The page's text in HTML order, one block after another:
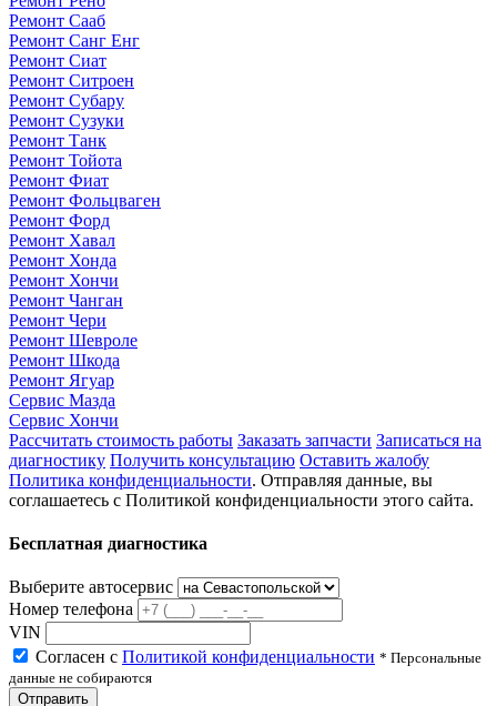
Ремонт Сааб
Ремонт Санг Енг
Ремонт Сиат
Ремонт Ситроен
Ремонт Субару
Ремонт Сузуки
Ремонт Танк
Ремонт Тойота
Ремонт Фиат
Ремонт Фольцваген
Ремонт Форд
Ремонт Хавал
Ремонт Хонда
Ремонт Хончи
Ремонт Чанган
Ремонт Чери
Ремонт Шевроле
Ремонт Шкода
Ремонт Ягуар
Сервис Мазда
Сервис Хончи
Рассчитать стоимость работы Заказать запчасти Записаться на
диагностику Получить консультацию Оставить жалобу
Политика конфиденциальности. Отправляя данные, вы
соглашаетесь с Политикой конфиденциальности этого сайта.
Бесплатная диагностика
Выберите автосервис
Номер телефона
VIN
Согласен с Политикой конфиденциальности * Персональные
данные не собираются
Отправить